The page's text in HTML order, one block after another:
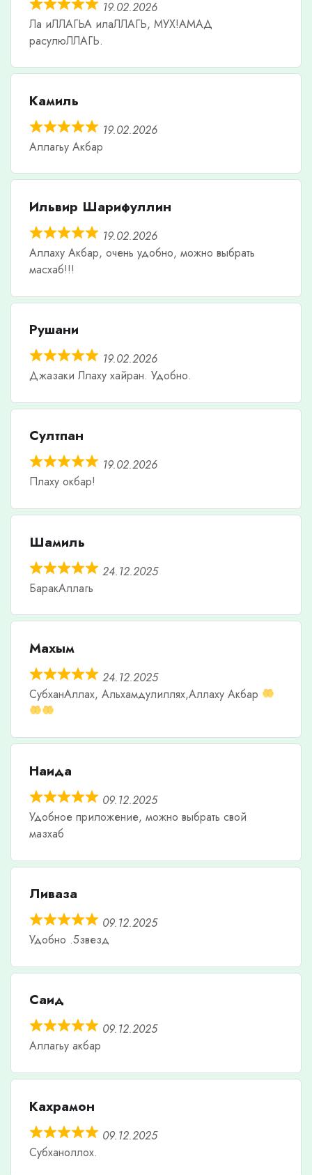
19.02.2026
Ла иЛЛАГЬА илаЛЛАГЬ, МУХ!АМАД
расулюЛЛАГЬ.
Камиль
19.02.2026
Аллагьу Акбар
Ильвир Шарифуллин
19.02.2026
Аллаху Акбар, очень удобно, можно выбрать
масхаб!!!
Рушани
19.02.2026
Джазаки Ллаху хайран. Удобно.
Султпан
19.02.2026
Плаху окбар!
Шамиль
24.12.2025
БаракАллагь
Махым
24.12.2025
СубханАллах, Альхамдулиллях,Аллаху Акбар
Наида
09.12.2025
Удобное приложение, можно выбрать свой
мазхаб
Ливаза
09.12.2025
Удобно .5звезд
Саид
09.12.2025
Аллагьу акбар
Кахрамон
09.12.2025
Субханоллох.